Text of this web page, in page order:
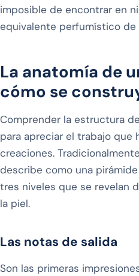
imposible de encontrar en
equivalente perfumístico de
La anatomía de
cómo se
Comprender la estructura
para apreciar el trabajo que
creaciones.
describe como una
tres niveles que se revelan
la piel.
Las notas de salida
Son las primeras